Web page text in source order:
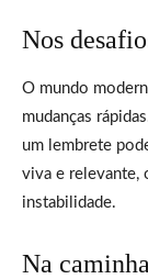
Nos
O mundo
mudanças
um lembrete
viva e relevante,
instabilidade.
Na